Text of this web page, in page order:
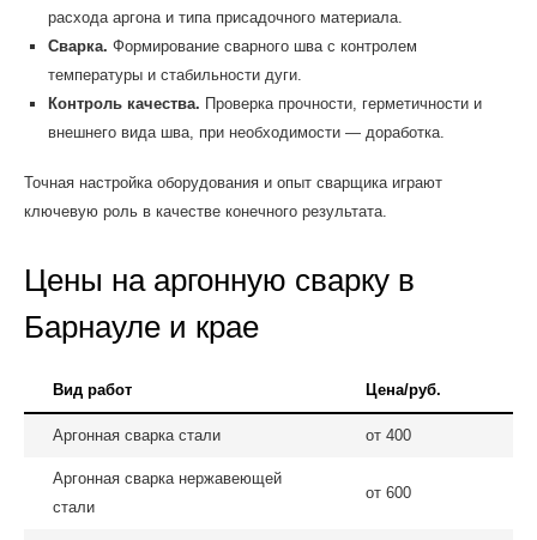
расхода аргона и типа присадочного материала.
Сварка. Формирование сварного шва с контролем
температуры и стабильности дуги.
Контроль качества. Проверка прочности, герметичности и
внешнего вида шва, при необходимости — доработка.
Точная настройка оборудования и опыт сварщика играют
ключевую роль в качестве конечного результата.
Цены на аргонную сварку в
Барнауле и крае
Вид работ Цена/руб.
Аргонная сварка стали от 400
Аргонная сварка нержавеющей
стали
от 600